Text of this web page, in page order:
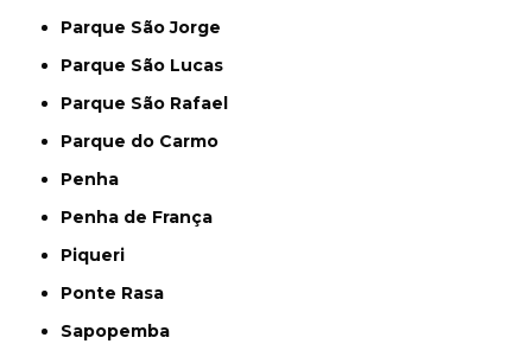
Parque São Jorge
Parque São Lucas
Parque São Rafael
Parque do Carmo
Penha
Penha de França
Piqueri
Ponte Rasa
Sapopemba